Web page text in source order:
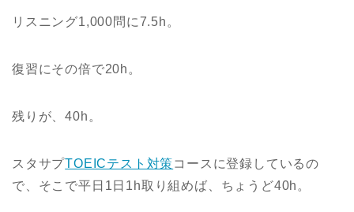
リスニング1,000問に7.5h。
復習にその倍で20h。
残りが、40h。
スタサプTOEICテスト対策コースに登録しているの
で、そこで平日1日1h取り組めば、ちょうど40h。